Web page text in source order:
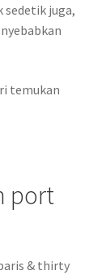
sedetik juga,
temukan
port
& thirty